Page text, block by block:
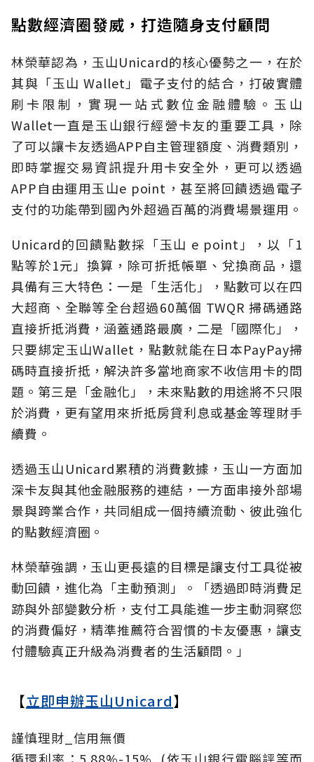
點數經濟圈發威，打造隨身支付顧問
林榮華認為，玉山Unicard的核心優勢之一，在於
其與「玉山 Wallet」電子支付的結合，打破實體
刷卡限制，實現一站式數位金融體驗。玉山
Wallet一直是玉山銀行經營卡友的重要工具，除
了可以讓卡友透過APP自主管理額度、消費類別，
即時掌握交易資訊提升用卡安全外，更可以透過
APP自由運用玉山e point，甚至將回饋透過電子
支付的功能帶到國內外超過百萬的消費場景運用。
Unicard的回饋點數採「玉山 e point」，以「1
點等於1元」換算，除可折抵帳單、兌換商品，還
具備有三大特色：一是「生活化」，點數可以在四
大超商、全聯等全台超過60萬個 TWQR 掃碼通路
直接折抵消費，涵蓋通路最廣，二是「國際化」，
只要綁定玉山Wallet，點數就能在日本PayPay掃
碼時直接折抵，解決許多當地商家不收信用卡的問
題。第三是「金融化」，未來點數的用途將不只限
於消費，更有望用來折抵房貸利息或基金等理財手
續費。
透過玉山Unicard累積的消費數據，玉山一方面加
深卡友與其他金融服務的連結，一方面串接外部場
景與跨業合作，共同組成一個持續流動、彼此強化
的點數經濟圈。
林榮華強調，玉山更長遠的目標是讓支付工具從被
動回饋，進化為「主動預測」。「透過即時消費足
跡與外部變數分析，支付工具能進一步主動洞察您
的消費偏好，精準推薦符合習慣的卡友優惠，讓支
付體驗真正升級為消費者的生活顧問。」
【立即申辦玉山Unicard】
謹慎理財_信用無價